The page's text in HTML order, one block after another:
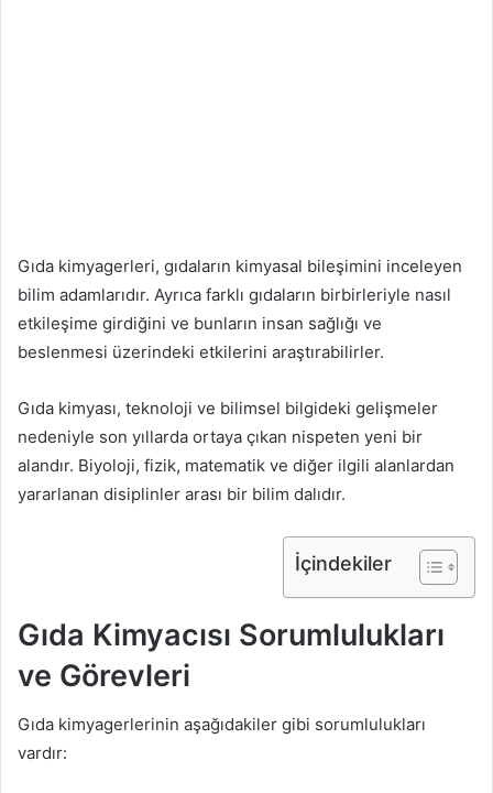
Gıda kimyagerleri, gıdaların kimyasal bileşimini inceleyen
bilim adamlarıdır. Ayrıca farklı gıdaların birbirleriyle nasıl
etkileşime girdiğini ve bunların insan sağlığı ve
beslenmesi üzerindeki etkilerini araştırabilirler.
Gıda kimyası, teknoloji ve bilimsel bilgideki gelişmeler
nedeniyle son yıllarda ortaya çıkan nispeten yeni bir
alandır. Biyoloji, fizik, matematik ve diğer ilgili alanlardan
yararlanan disiplinler arası bir bilim dalıdır.
İçindekiler
Gıda Kimyacısı Sorumlulukları
ve Görevleri
Gıda kimyagerlerinin aşağıdakiler gibi sorumlulukları
vardır: